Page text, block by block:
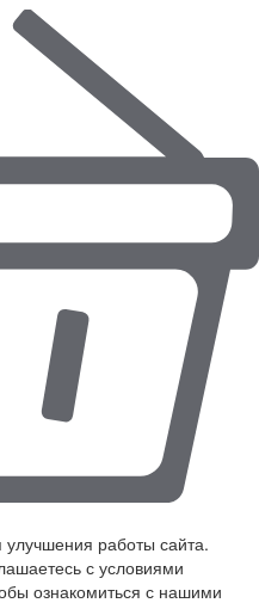
работы сайта.
с условиями
ознакомиться с нашими